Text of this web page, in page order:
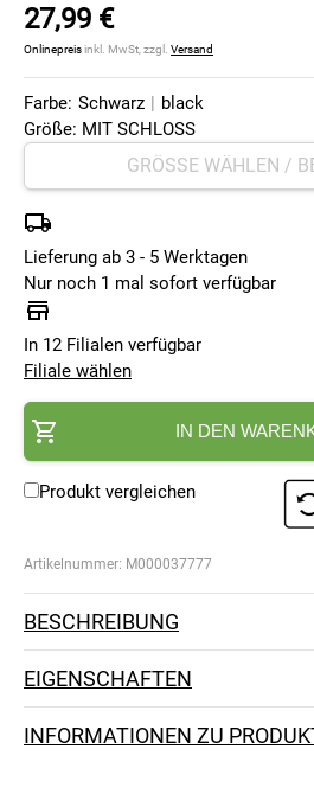
27,99 €
Onlinepreisinkl. MwSt, zzgl. Versand
Farbe: Schwarz | black
Größe: MIT SCHLOSS
Lieferung ab 3 - 5 Werktagen
Nur noch 1 mal sofort verfügbar
In 12 Filialen verfügbar
Filiale wählen
IN DEN
Produkt vergleichen
Artikelnummer: M000037777
BESCHREIBUNG
EIGENSCHAFTEN
INFORMATIONEN ZU